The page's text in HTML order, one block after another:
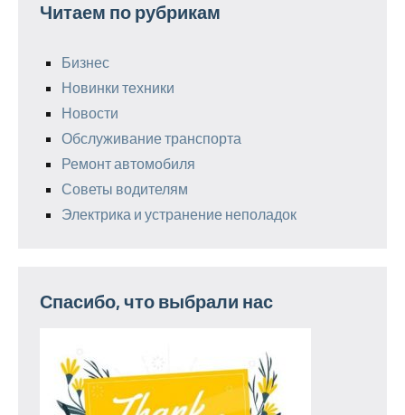
Читаем по рубрикам
Бизнес
Новинки техники
Новости
Обслуживание транспорта
Ремонт автомобиля
Советы водителям
Электрика и устранение неполадок
Спасибо, что выбрали нас